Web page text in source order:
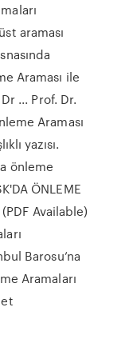
araması
Araması ile
... Prof. Dr.
Araması
yazısı.
önleme
ÖNLEME
Available)
Barosu’na
Aramaları